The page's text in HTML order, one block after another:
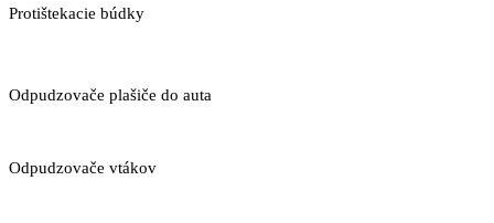
Protištekacie búdky
Odpudzovače plašiče do auta
Odpudzovače vtákov